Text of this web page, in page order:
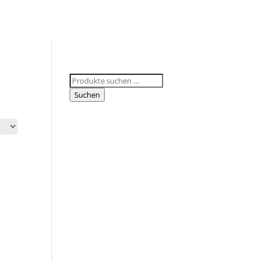
Suchen
nach:
Suchen